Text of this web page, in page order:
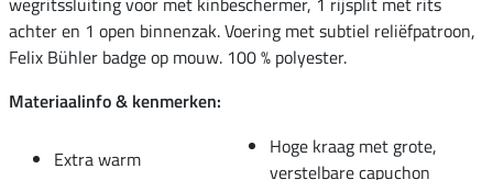
achter en 1 open binnenzak. Voering met subtiel reliëfpatroon,
Felix Bühler badge op mouw. 100 % polyester.
Materiaalinfo & kenmerken:
Extra warm
Hoge kraag met grote,
verstelbare capuchon